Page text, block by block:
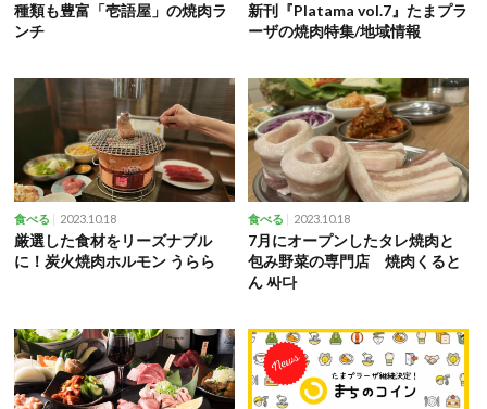
種類も豊富「壱語屋」の焼肉ラ
ンチ
新刊『Platama vol.7』たまプラ
ーザの焼肉特集/地域情報
食べる 2023.10.18
厳選した食材をリーズナブル
に！炭火焼肉ホルモン うらら
食べる 2023.10.18
7月にオープンしたタレ焼肉と
包み野菜の専門店 焼肉くると
ん 싸다